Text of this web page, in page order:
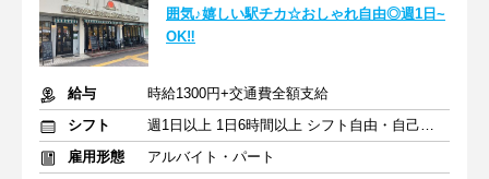
囲気♪嬉しい駅チカ☆おしゃれ自由◎週1日~
OK‼
給与
時給1300円+交通費全額支給
シフト
週1日以上 1日6時間以上 シフト自由・自己申告
雇用形態
アルバイト・パート